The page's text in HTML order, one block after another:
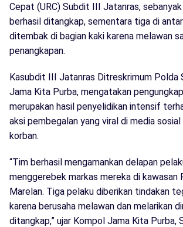
Cepat (URC) Subdit III Jatanras,
berhasil ditangkap, sementara tiga di
ditembak di bagian kaki karena melawan
penangkapan.
Kasubdit III Jatanras Ditreskrimum Polda
Jama Kita Purba, mengatakan
merupakan hasil penyelidikan intensif
aksi pembegalan yang viral di media
korban.
“Tim berhasil mengamankan delapan
menggerebek markas mereka di kawasan
Marelan. Tiga pelaku diberikan tindakan
karena berusaha melawan dan melarikan
ditangkap,” ujar Kompol Jama Kita Purba,